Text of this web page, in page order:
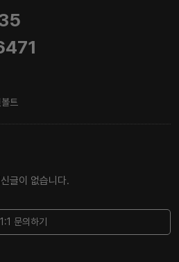
트
글이 없습니다.
1:1 문의하기